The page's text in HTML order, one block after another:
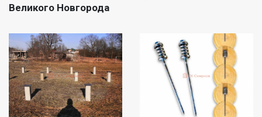
Великого Новгорода